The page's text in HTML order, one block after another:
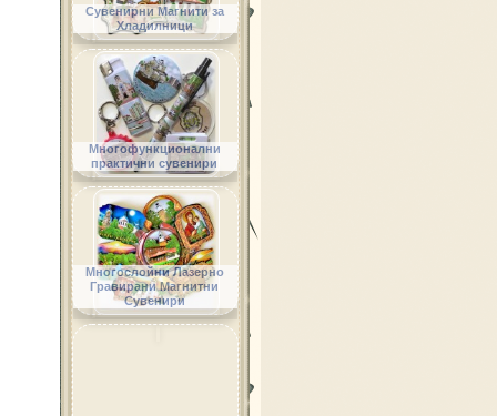
Сувенирни Магнити за
Хладилници
Многофункционални
практични сувенири
Многослойни Лазерно
Гравирани Магнитни
Сувенири